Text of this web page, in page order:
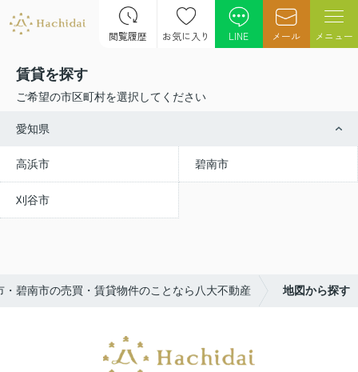
閲覧履歴 お気に入り LINE メール メニュー
賃貸を探す
ご希望の市区町村を選択してください
愛知県
高浜市 碧南市
刈谷市
・碧南市の売買・賃貸物件のことなら八大不動産 地図から探す